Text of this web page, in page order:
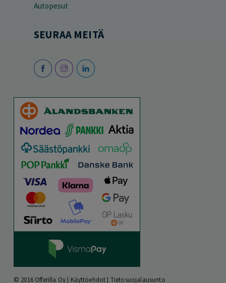
Autopesut
SEURAA MEITÄ
© 2016 Offerilla Oy | Käyttöehdot | Tietosuojalausunto